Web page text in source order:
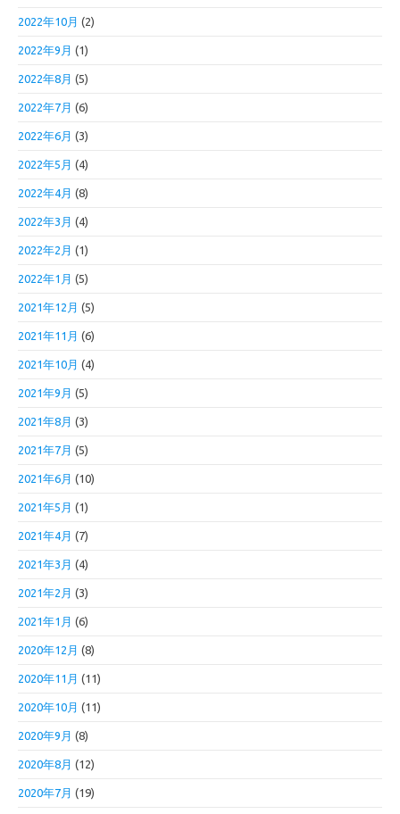
2022年10月 (2)
2022年9月 (1)
2022年8月 (5)
2022年7月 (6)
2022年6月 (3)
2022年5月 (4)
2022年4月 (8)
2022年3月 (4)
2022年2月 (1)
2022年1月 (5)
2021年12月 (5)
2021年11月 (6)
2021年10月 (4)
2021年9月 (5)
2021年8月 (3)
2021年7月 (5)
2021年6月 (10)
2021年5月 (1)
2021年4月 (7)
2021年3月 (4)
2021年2月 (3)
2021年1月 (6)
2020年12月 (8)
2020年11月 (11)
2020年10月 (11)
2020年9月 (8)
2020年8月 (12)
2020年7月 (19)